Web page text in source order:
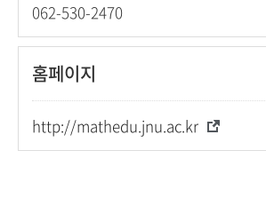
062-530-2470
홈페이지
http://mathedu.jnu.ac.kr